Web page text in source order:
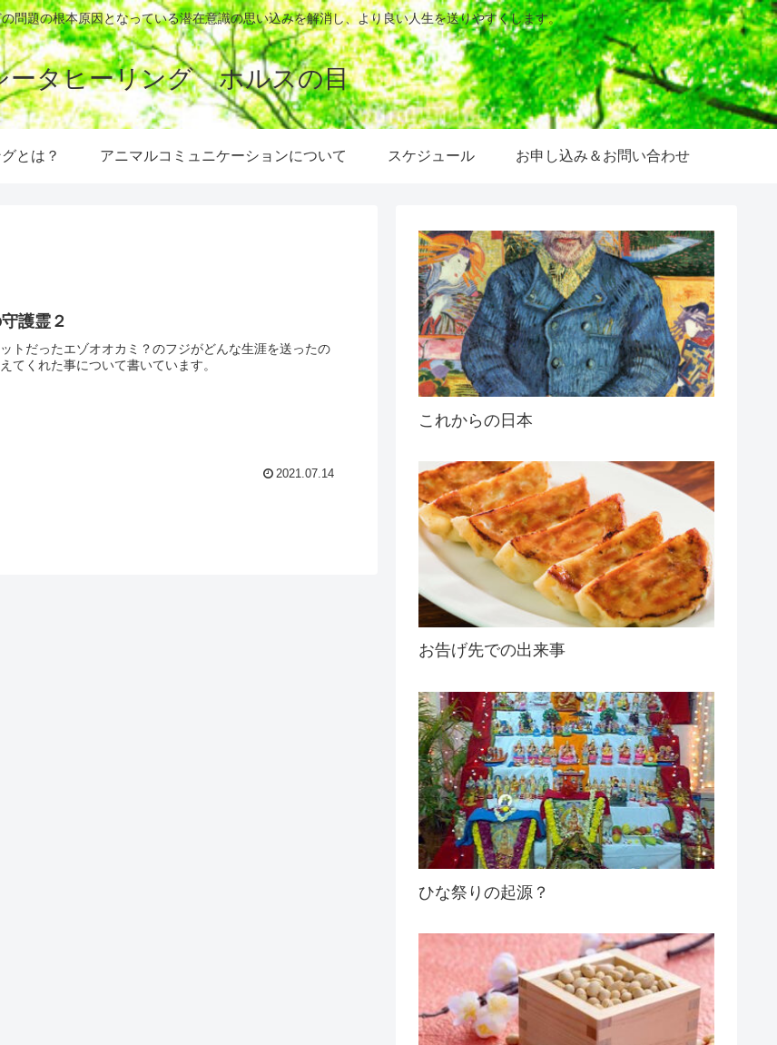
問題の根本原因となっている潜在意識の思い込みを解消し、より良い人生を送りやすくします。
ータヒーリング ホルスの目
とは？ アニマルコミュニケーションについて スケジュール お申し込み＆お問い合わせ
護霊２
トだったエゾオオカミ？のフジがどんな生涯を送ったの
てくれた事について書いています。
2021.07.14
これからの日本
お告げ先での出来事
ひな祭りの起源？